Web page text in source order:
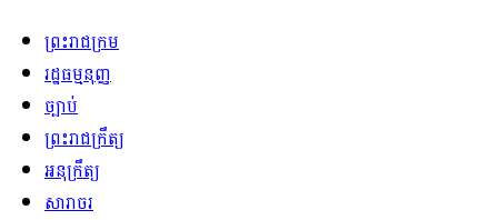
ព្រះរាជក្រម
រដ្ឋធម្មនុញ្ញ
ច្បាប់
ព្រះរាជក្រឹត្យ
អនុក្រឹត្យ
សារាចរ